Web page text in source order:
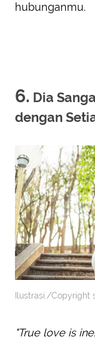
hubunganmu.
6. Dia
dengan
Ilustrasi./
"True love is